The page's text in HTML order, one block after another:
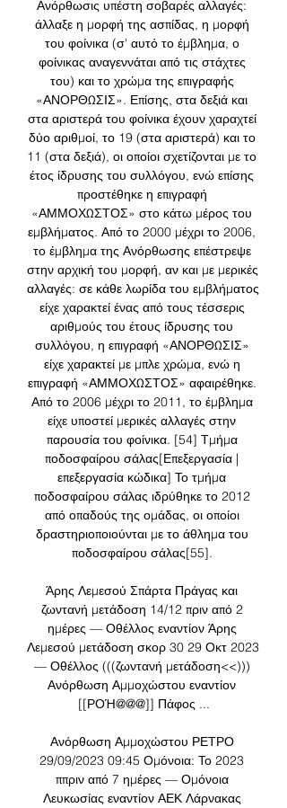
Ανόρθωσις υπέστη σοβαρές αλλαγές:
άλλαξε η μορφή της ασπίδας, η μορφή
του φοίνικα (σ' αυτό το έμβλημα, ο
φοίνικας αναγεννάται από τις στάχτες
του) και το χρώμα της επιγραφής
«ΑΝΟΡΘΩΣΙΣ». Επίσης, στα δεξιά και
στα αριστερά του φοίνικα έχουν χαραχτεί
δύο αριθμοί, το 19 (στα αριστερά) και το
11 (στα δεξιά), οι οποίοι σχετίζονται με το
έτος ίδρυσης του συλλόγου, ενώ επίσης
προστέθηκε η επιγραφή
«ΑΜΜΟΧΩΣΤΟΣ» στο κάτω μέρος του
εμβλήματος. Από το 2000 μέχρι το 2006,
το έμβλημα της Ανόρθωσης επέστρεψε
στην αρχική του μορφή, αν και με μερικές
αλλαγές: σε κάθε λωρίδα του εμβλήματος
είχε χαρακτεί ένας από τους τέσσερις
αριθμούς του έτους ίδρυσης του
συλλόγου, η επιγραφή «ΑΝΟΡΘΩΣΙΣ»
είχε χαρακτεί με μπλε χρώμα, ενώ η
επιγραφή «ΑΜΜΟΧΩΣΤΟΣ» αφαιρέθηκε.
Από το 2006 μέχρι το 2011, το έμβλημα
είχε υποστεί μερικές αλλαγές στην
παρουσία του φοίνικα. [54] Τμήμα
ποδοσφαίρου σάλας[Επεξεργασία |
επεξεργασία κώδικα] Το τμήμα
ποδοσφαίρου σάλας ιδρύθηκε το 2012
από οπαδούς της ομάδας, οι οποίοι
δραστηριοποιούνται με το άθλημα του
ποδοσφαίρου σάλας[55].
Άρης Λεμεσού Σπάρτα Πράγας και
ζωντανή μετάδοση 14/12 πριν από 2
ημέρες — Οθέλλος εναντίον Άρης
Λεμεσού μετάδοση σκορ 30 29 Οκτ 2023
— Οθέλλος (((ζωντανή μετάδοση<<)))
Ανόρθωση Αμμοχώστου εναντίον
[[ΡΟΉ@@@]] Πάφος ...
Ανόρθωση Αμμοχώστου ΡΕΤΡΟ
29/09/2023 09:45 Ομόνοια: Το 2023
ππριν από 7 ημέρες — Ομόνοια
Λευκωσίας εναντίον ΑΕΚ Λάρνακας